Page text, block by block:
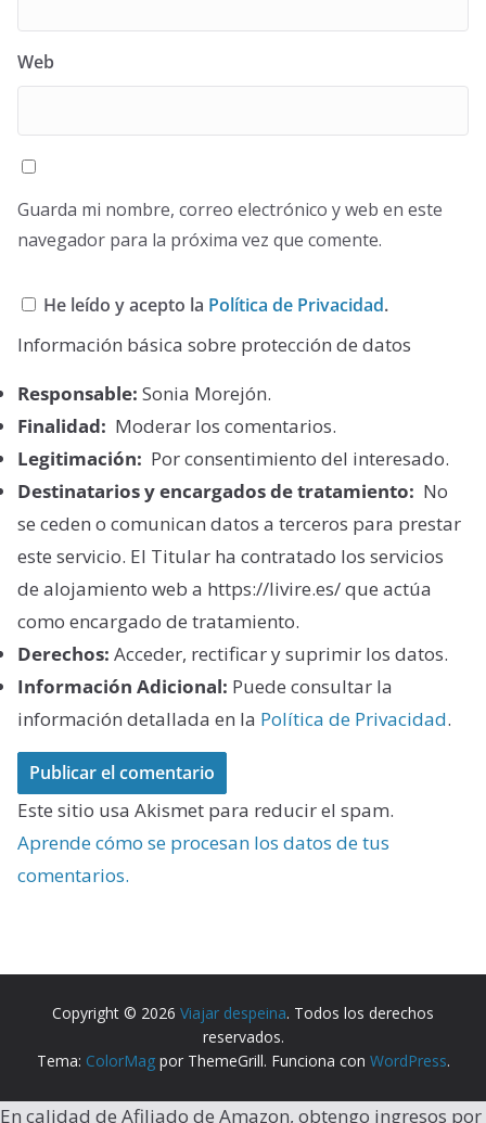
Web
Guarda mi nombre, correo electrónico y web en este
navegador para la próxima vez que comente.
He leído y acepto la Política de Privacidad.
Información básica sobre protección de datos
Responsable: Sonia Morejón.
Finalidad: Moderar los comentarios.
Legitimación: Por consentimiento del interesado.
Destinatarios y encargados de tratamiento: No
se ceden o comunican datos a terceros para prestar
este servicio. El Titular ha contratado los servicios
de alojamiento web a https://livire.es/ que actúa
como encargado de tratamiento.
Derechos: Acceder, rectificar y suprimir los datos.
Información Adicional: Puede consultar la
información detallada en la Política de Privacidad.
Este sitio usa Akismet para reducir el spam.
Aprende cómo se procesan los datos de tus
comentarios.
Copyright © 2026 Viajar despeina. Todos los derechos
reservados.
Tema: ColorMagpor ThemeGrill. Funciona con WordPress.
En calidad de Afiliado de Amazon, obtengo ingresos por